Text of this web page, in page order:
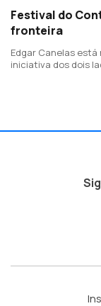
Festival do
fronteira
Edgar Canelas
iniciativa dos dois